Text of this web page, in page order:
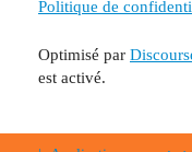
Politique de
Optimisé par
est activé.